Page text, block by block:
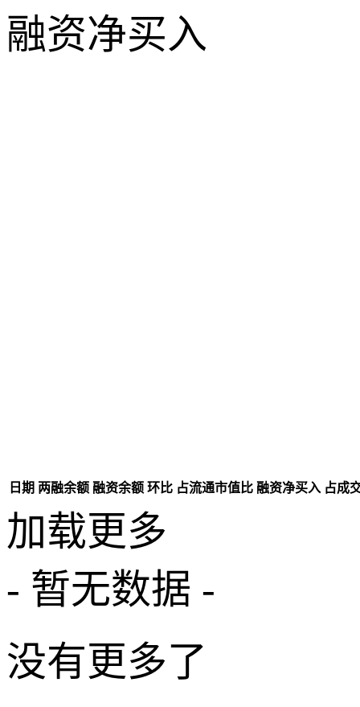
融资净买入
日期 两融余额 融资余额 环比 占流通市值比 融资净买入 占成
加载更多
- 暂无数据 -
没有更多了